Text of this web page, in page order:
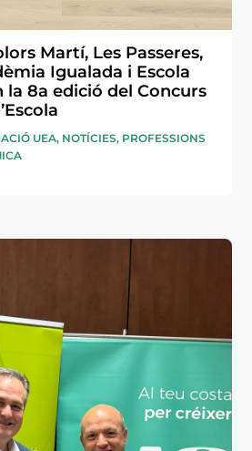
Martí, Les Passeres,
Igualada i Escola
la 8a edició del Concurs
UEA, NOTÍCIES, PROFESSIONS